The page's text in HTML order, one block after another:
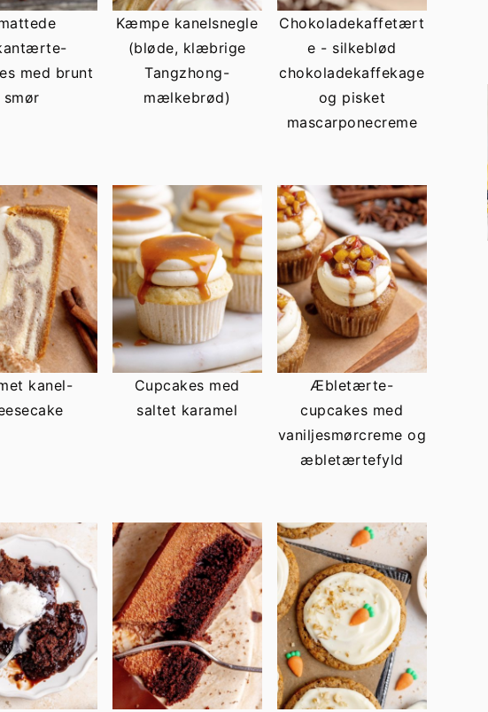
med brunt
smør
Kæmpe kanelsnegle
(bløde, klæbrige
Tangzhong-
mælkebrød)
Chokoladekaffetært
e - silkeblød
chokoladekaffekage
og pisket
mascarponecreme
kanel-
Cupcakes med
saltet karamel
Æbletærte-
cupcakes med
vaniljesmørcreme og
æbletærtefyld